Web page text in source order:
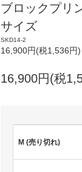
ブロックプ
サイズ
SKD14-2
16,900円(税1,536円
16,900円(税
M (売り切れ)